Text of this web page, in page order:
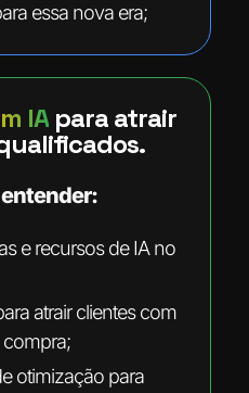
essa nova era;
IApara atrair
e recursos de IA no
atrair clientes com
compra;
otimização para